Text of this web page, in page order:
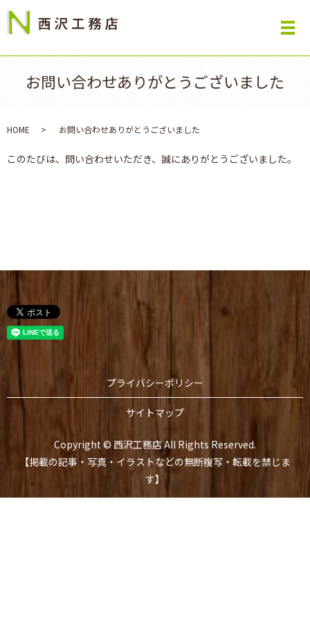
お問い合わせありがとうございました
HOME お問い合わせありがとうございました
このたびは、問い合わせいただき、誠にありがとうございました。
プライバシーポリシー
サイトマップ
Copyright © 西沢工務店 All Rights Reserved.
【掲載の記事・写真・イラストなどの無断複写・転載を禁じま
す】